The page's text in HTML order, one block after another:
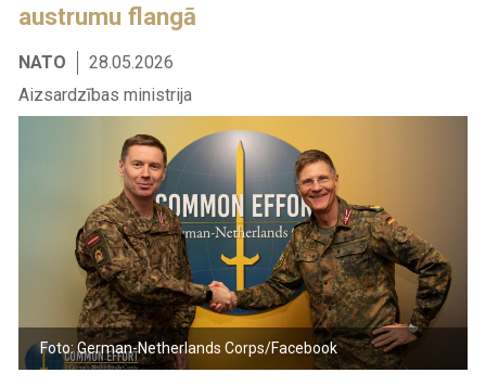
austrumu flangā
NATO
28.05.2026
Aizsardzības ministrija
Foto: German-Netherlands Corps /Facebook